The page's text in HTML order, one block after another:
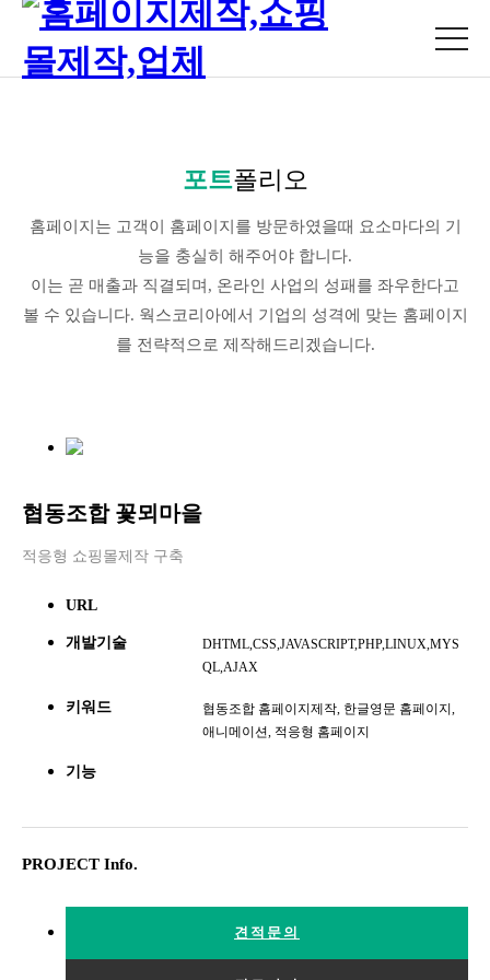
포트폴리오
홈페이지는 고객이 홈페이지를 방문하였을때 요소마다의 기
능을 충실히 해주어야 합니다.
이는 곧 매출과 직결되며, 온라인 사업의 성패를 좌우한다고
볼 수 있습니다. 웍스코리아에서 기업의 성격에 맞는 홈페이지
를 전략적으로 제작해드리겠습니다.
협동조합 꽃뫼마을
적응형 쇼핑몰제작 구축
URL
개발기술
DHTML,CSS,JAVASCRIPT,PHP,LINUX,MYS
QL,AJAX
키워드
협동조합 홈페이지제작, 한글영문 홈페이지,
애니메이션, 적응형 홈페이지
기능
PROJECT Info.
견적문의